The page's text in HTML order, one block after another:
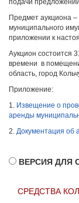
подачи
Предмет аукциона
муниципального
приложении к
Аукцион состоится
времени в
область, город
Приложение:
1. Извещение о
аренды
2. Документация об
ВЕРСИЯ ДЛЯ
СРЕДСТВА